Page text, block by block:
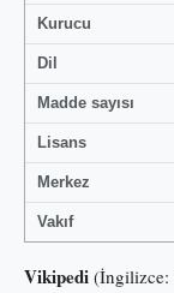
Kurucu
Dil
Madde sayısı
Lisans
Merkez
Vakıf
Vikipedi (İngilizce: